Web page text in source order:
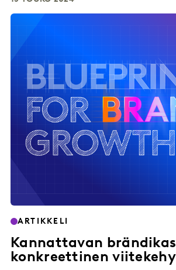
ARTIKKELI
Kannattavan
konkreettinen